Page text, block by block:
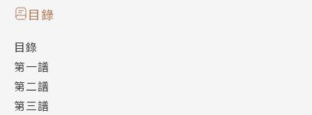
目錄
目錄
第一譜
第二譜
第三譜